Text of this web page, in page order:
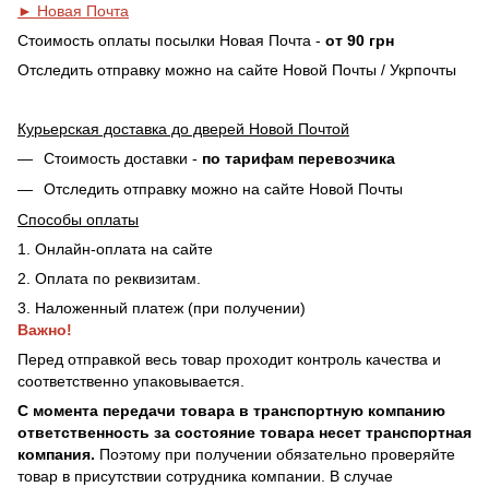
► Новая Почта
Стоимость оплаты посылки Новая Почта - от 90 грн
Отследить отправку можно на сайте Новой Почты / Укрпочты
Курьерская доставка до дверей Новой Почтой
Стоимость доставки - по тарифам перевозчика
Отследить отправку можно на сайте Новой Почты
Способы оплаты
1. Онлайн-оплата на сайте
2. Оплата по реквизитам.
3. Наложенный платеж (при получении)
Важно!
Перед отправкой весь товар проходит контроль качества и
соответственно упаковывается.
С момента передачи товара в транспортную компанию
ответственность за состояние товара несет транспортная
компания. Поэтому при получении обязательно проверяйте
товар в присутствии сотрудника компании. В случае